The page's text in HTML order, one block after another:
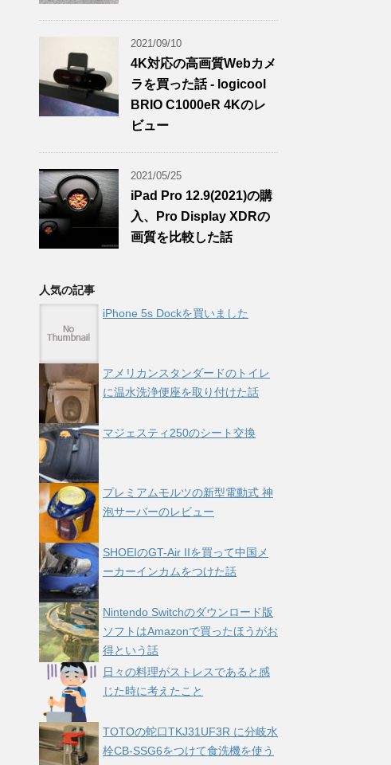
2021/09/10
4K対応の高画質Webカメ
ラを買った話 - logicool
BRIO C1000eR 4Kのレ
ビュー
2021/05/25
iPad Pro 12.9(2021)の購
入、Pro Display XDRの
画質を比較した話
人気の記事
iPhone 5s Dockを買いました
アメリカンスタンダードのトイレ
に温水洗浄便座を取り付けた話
マジェスティ250のシート交換
プレミアムモルツの新型電動式 神
泡サーバーのレビュー
SHOEIのGT-Air IIを買って中国メ
ーカーインカムをつけた話
Nintendo Switchのダウンロード版
ソフトはAmazonで買ったほうがお
得という話
日々の料理がストレスであると感
じた時に考えたこと
TOTOの蛇口TKJ31UF3R に分岐水
栓CB-SSG6をつけて食洗機を使う